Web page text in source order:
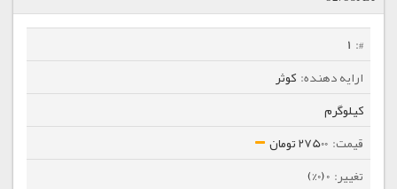
1
کوثر
کیلوگرم
27500 تومان
0 (0%)